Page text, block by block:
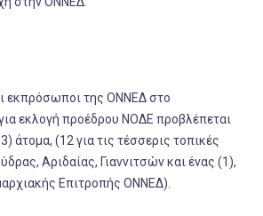
εκπρόσωποι της ΟΝΝΕΔ στο
εκλογή προέδρου ΝΟΔΕ προβλέπεται
άτομα, (12 για τις τέσσερις τοπικές
Αριδαίας, Γιαννιτσών και ένας (1),
Επιτροπής ΟΝΝΕΔ).